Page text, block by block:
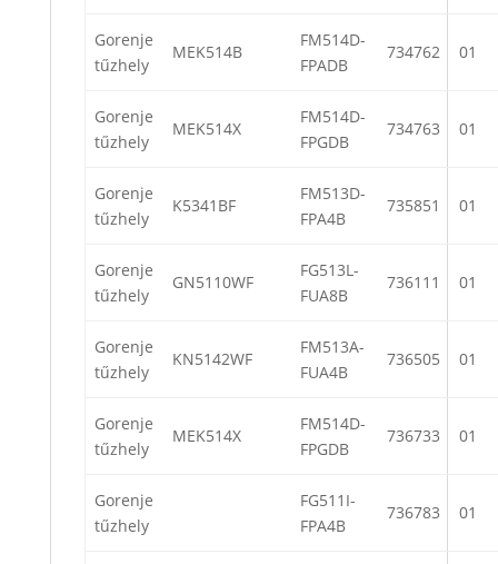
Gorenje
tűzhely
MEK514B
FM514D-
FPADB
734762 01
Gorenje
tűzhely
MEK514X
FM514D-
FPGDB
734763 01
Gorenje
tűzhely
K5341BF
FM513D-
FPA4B
735851 01
Gorenje
tűzhely
GN5110WF
FG513L-
FUA8B
736111 01
Gorenje
tűzhely
KN5142WF
FM513A-
FUA4B
736505 01
Gorenje
tűzhely
MEK514X
FM514D-
FPGDB
736733 01
Gorenje
tűzhely
FG511I-
FPA4B
736783 01